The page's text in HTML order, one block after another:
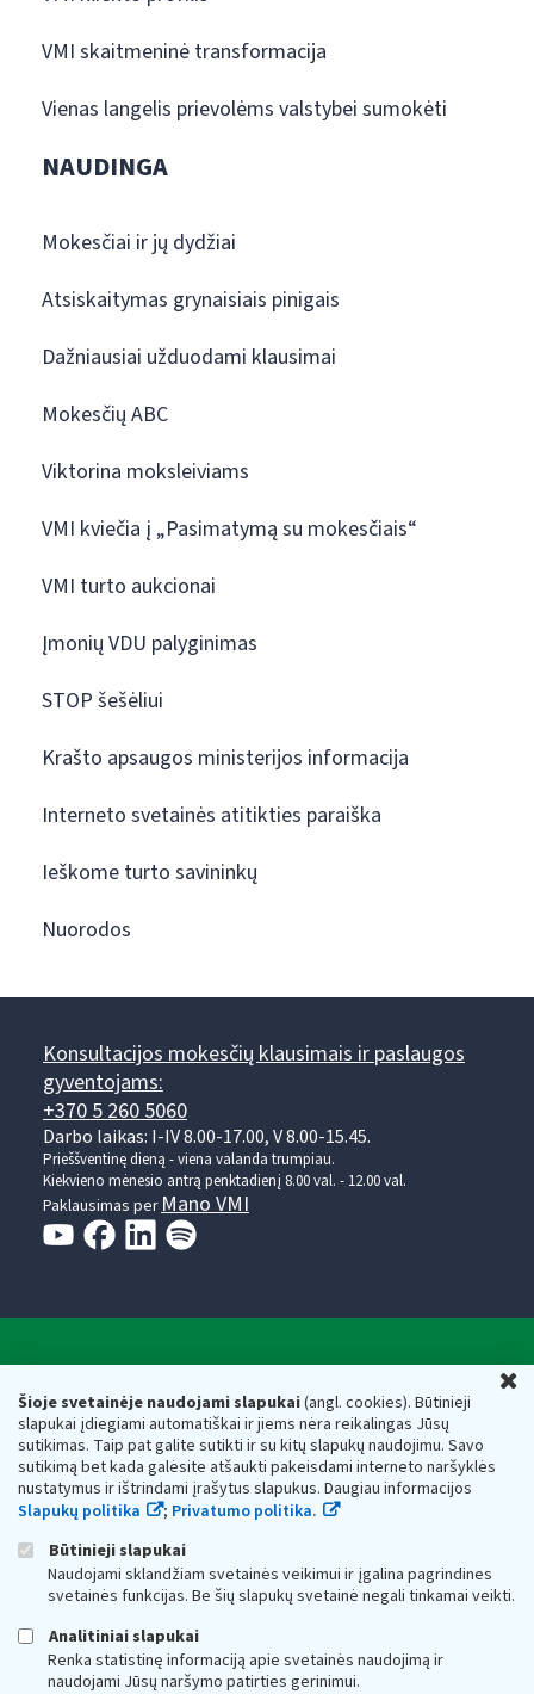
Šioje svetainėje naudojami slapukai(angl. cookies). Būtinieji
slapukai įdiegiami automatiškai ir jiems nėra reikalingas Jūsų
sutikimas. Taip pat galite sutikti ir su kitų slapukų naudojimu. Savo
sutikimą bet kada galėsite atšaukti pakeisdami interneto naršyklės
nustatymus ir ištrindami įrašytus slapukus. Daugiau informacijos
Slapukų politika
; Privatumo politika.
Būtinieji slapukai
Naudojami sklandžiam svetainės veikimui ir įgalina pagrindines
svetainės funkcijas. Be šių slapukų svetainė negali tinkamai veikti.
Analitiniai slapukai
Renka statistinę informaciją apie svetainės naudojimą ir
naudojami Jūsų naršymo patirties gerinimui.
VMI skaitmeninė transformacija
Vienas langelis prievolėms valstybei sumokėti
NAUDINGA
Mokesčiai ir jų dydžiai
Atsiskaitymas grynaisiais pinigais
Dažniausiai užduodami klausimai
Mokesčių ABC
Viktorina moksleiviams
VMI kviečia į „Pasimatymą su mokesčiais“
VMI turto aukcionai
Įmonių VDU palyginimas
STOP šešėliui
Krašto apsaugos ministerijos informacija
Interneto svetainės atitikties paraiška
Ieškome turto savininkų
Nuorodos
Konsultacijos mokesčių klausimais ir paslaugos
gyventojams:
+370 5 260 5060
Darbo laikas: I-IV 8.00-17.00, V 8.00-15.45.
Prieššventinę dieną - viena valanda trumpiau.
Kiekvieno mėnesio antrą penktadienį 8.00 val. - 12.00 val.
Paklausimas per Mano VMI
Respublikos finansų ministerijos
Biudžetinė įstaiga. Juridinio asmens kodas — 188659752,
adresas: Vasario 16-osios g. 14, 01107 Vilnius, Lietuva, el.paštas:
vmi@vmi.lt, E. pristatymo dėžutės adresas 188659752
Duomenys apie Valstybinę mokesčių inspekciją prie Lietuvos
Respublikos finansų ministerijos kaupiami ir saugomi Juridinių